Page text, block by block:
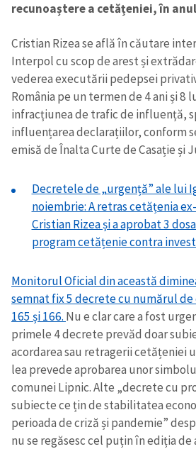
recunoaștere a cetățeniei, în
Cristian Rizea se află în căutare
Interpol cu scop de arest și
vederea executării pedepsei
România pe un termen de 4 ani și 8
infracțiunea de trafic de influență,
influențarea declarațiilor, conform
emisă de Înalta Curte de Casație și
Decretele de „urgență” ale lui
noiembrie: A retras cetățenia
Cristian Rizea și a aprobat 3
program cetățenie contra
Monitorul Oficial din această
semnat fix 5 decrete cu numărul
165 și 166. Nu e clar care a fost
primele 4 decrete prevăd doar
acordarea sau retragerii cetățeniei
lea prevede aprobarea unor
comunei Lipnic. Alte „decrete cu
subiecte ce țin de stabilitatea
perioada de criză și pandemie”
nu se regăsesc cel puțin în ediția